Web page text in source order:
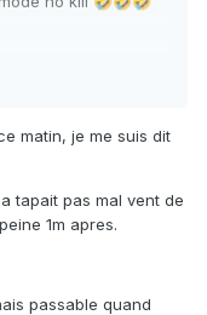
mètres sur le sable
changé de la
j'ai commencé à
matin, je me suis dit
tapait pas mal vent de
1m apres.
passable quand